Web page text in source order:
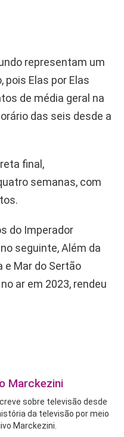
representam um
pois Elas por Elas
de média geral na
das seis desde a
final,
semanas, com
do Imperador
seguinte, Além da
e Mar do Sertão
ar em 2023, rendeu
Marckezini
sobre televisão desde
da televisão por meio
Marckezini.